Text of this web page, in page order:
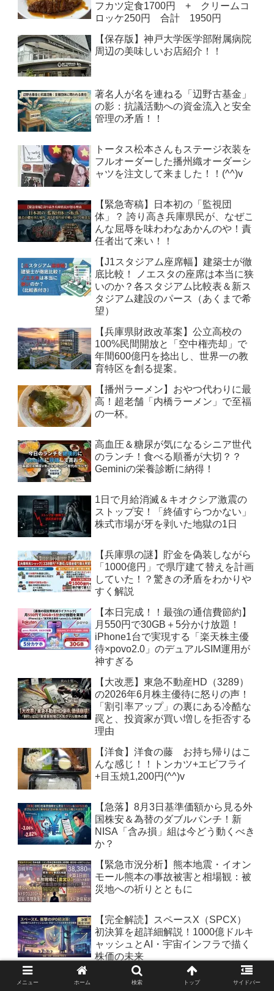
フカツ定食1700円 + クリームコ
ロッケ250円 合計 1950円
【保存版】神戸大学医学部附属病院
周辺の美味しいお店紹介！！
著名人が名を連ねる「辺野古基金」
の影：抗議活動への資金流入と安全
管理の矛盾！！
トータス松本さんもステージ衣装を
フルオーダーした播州織オーダーシ
ャツを注文して来ました！！(^^)v
【緊急寄稿】日本初の「監視団
体」？ 誇り高き兵庫県民が、なぜこ
んな屈辱を味わわなあかんのや！責
任者出て来い！！
【J1スタジアム座席幅】建築士が徹
底比較！ ノエスタの座席は本当に狭
いのか？各スタジアム比較表＆新ス
タジアム建設のパース（あくまで希
望）
【兵庫県財政改革案】公立高校の
100%民間開放と「空中権売却」で
年間600億円を捻出し、世界一の教
育特区を創る提案。
【播州ラーメン】おやつ代わりに最
高！超老舗「内橋ラーメン」で至福
の一杯。
高血圧＆糖尿が気になるシニア世代
のランチ！食べる順番が大切？？
Geminiの栄養診断に納得！
1日で月給消滅＆キオクシア激震の
ストップ安！「終値すらつかない」
株式市場が牙を剥いた地獄の1日
【兵庫県の謎】貯金を偽装しながら
「1000億円」で県庁建て替えを計画
していた！？驚きの矛盾をわかりや
すく解説
【本日完成！！最強の通信費節約】
月550円で30GB＋5分かけ放題！
iPhone1台で実現する「楽天株主優
待×povo2.0」のデュアルSIM運用が
神すぎる
【大改悪】東急不動産HD（3289）
の2026年6月株主優待に怒りの声！
「割引率アップ」の裏にある冷酷な
罠と、投資家が買い増しを拒否する
理由
【洋食】洋食の藤 お持ち帰りはこ
んな感じ！！トンカツ+エビフライ
+目玉焼1,200円(^^)v
【急落】8月3日基準価額から見る外
国株安＆為替のダブルパンチ！新
NISA「含み損」組は今どう動くべき
か？
【緊急市況分析】熊本地震・イオン
モール熊本の事故被害と相場観：被
災地への祈りとともに
【完全解読】スペースX（SPCX）
初決算を超詳細解説！1000億ドルキ
ャッシュとAI・宇宙インフラで描く
株価の未来
【2026年8月最新】オルカン・
メニュー ホーム 検索 トップ サイドバー